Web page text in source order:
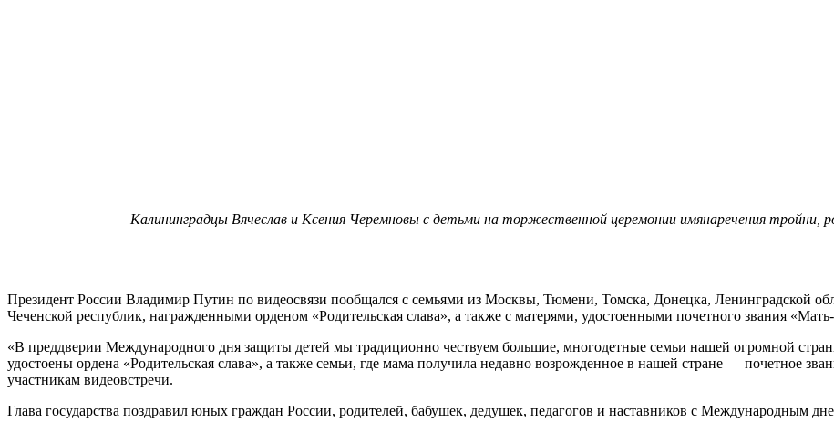
Калининградцы Вячеслав и Ксения Черемновы с детьми на торжественной церемонии имянаречения
Президент России Владимир Путин по видеосвязи пообщался с семьями из Москвы, Тюмени, Томска, Донецка, Ленинградской
Чеченской республик, награжденными орденом «Родительская слава», а также с матерями, удостоенными почетного звания
«В преддверии Международного дня защиты детей мы традиционно чествуем большие, многодетные семьи нашей огромной
удостоены ордена «Родительская слава», а также семьи, где мама получила недавно возрожденное в нашей стране — почетное
участникам видеовстречи.
Глава государства поздравил юных граждан России, родителей, бабушек, дедушек, педагогов и наставников с Международным